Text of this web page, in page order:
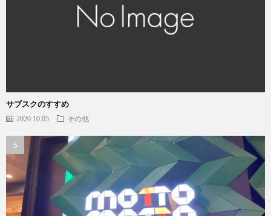
サブスクのすすめ
2020.10.05 その他